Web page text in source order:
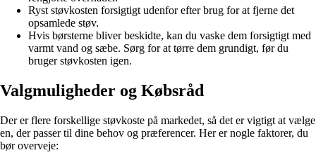
Ryst støvkosten forsigtigt udenfor efter brug for at fjerne det
opsamlede støv.
Hvis børsterne bliver beskidte, kan du vaske dem forsigtigt med
varmt vand og sæbe. Sørg for at tørre dem grundigt, før du
bruger støvkosten igen.
Valgmuligheder og Købsråd
Der er flere forskellige støvkoste på markedet, så det er vigtigt at vælge
en, der passer til dine behov og præferencer. Her er nogle faktorer, du
bør overveje: